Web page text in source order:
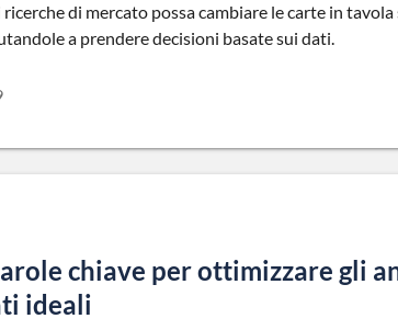
di mercato possa cambiare le carte in tavola
a prendere decisioni basate sui dati.
chiave per ottimizzare gli
ideali